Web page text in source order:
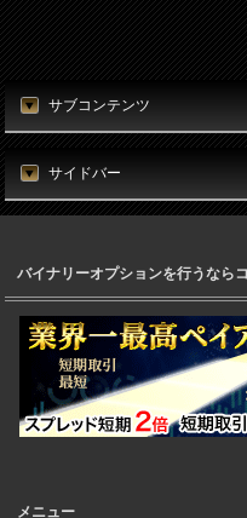
サブコンテンツ
サイドバー
バイナリーオプションを行うなら
メニュー